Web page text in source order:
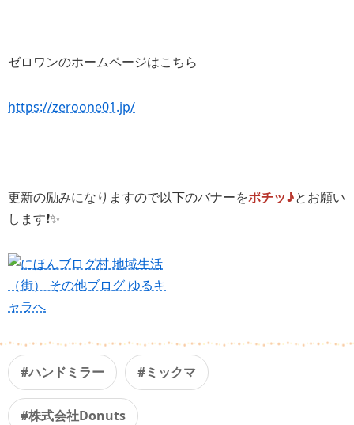
ゼロワンのホームページはこちら
https://zeroone01.jp/
更新の励みになりますので以下のバナーをポチッ♪とお願い
します❗️✨
#ハンドミラー #ミックマ
#株式会社Donuts